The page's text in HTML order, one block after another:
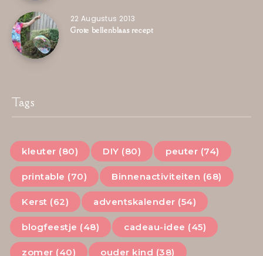
22 Augustus 2013
Grote bellenblaas recept
Tags
kleuter (80) DIY (80) peuter (74)
printable (70) Binnenactiviteiten (68)
Kerst (62) adventskalender (54)
blogfeestje (48) cadeau-idee (45)
zomer (40) ouder kind (38)